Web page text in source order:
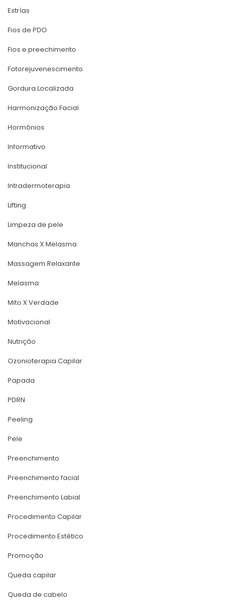
Estría
Fios de PDO
Fios e preechimento
Fotorejuvenescimento
Gordura Localizada
Harmonização Facial
Hormônio
Informativo
Institucional
Intradermoterapia
Lifting
Limpeza de pele
Manchas X Melasma
Massagem Relaxante
Melasma
Mito X Verdade
Motivacional
Nutriçâo
Ozonioterapia Capilar
Papada
PDRN
Peeling
Pele
Preenchimento
Preenchimento facial
Preenchimento Labial
Procedimento Capilar
Procedimento Estético
Promoção
Queda capilar
Queda de cabelo